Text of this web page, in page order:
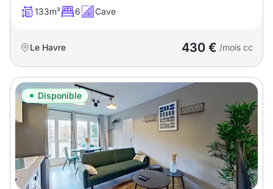
133m² 6 Cave
Le Havre 430 € /mois cc
Disponible